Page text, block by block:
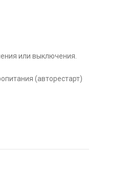
или выключения.
(авторестарт)